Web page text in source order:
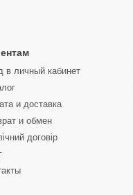
в личный кабинет
и доставка
и обмен
договір